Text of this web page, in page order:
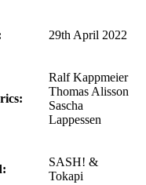
29th April 2022
Ralf Kappmeier
Thomas Alisson
Sascha
Lappessen
SASH! &
Tokapi